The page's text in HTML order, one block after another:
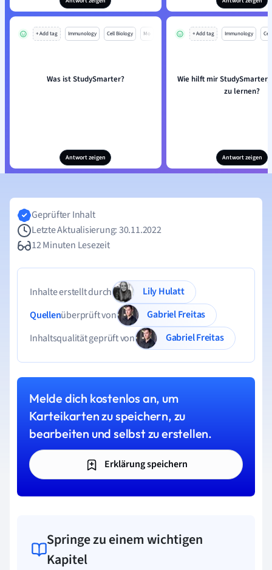
+ Add tag Immunology Cell Biology Mo
Was ist StudySmarter?
Antwort zeigen
+ Add tag Immunology
Wie hilft mir
zu lernen?
Antwort zeigen
Geprüfter Inhalt
Letzte Aktualisierung: 30.11.2022
12 Minuten Lesezeit
Inhalte erstellt durch
Lily Hulatt
Quellenüberprüft von
Gabriel Freitas
Inhaltsqualität geprüft von
Gabriel Freitas
Melde dich kostenlos an, um
Karteikarten zu speichern, zu
bearbeiten und selbst zu erstellen.
Erklärung speichern
Springe zu einem wichtigen
Kapitel